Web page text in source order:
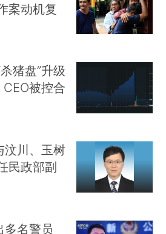
案动机复
猪盘”升级
被控合
汶川、玉树
民政部副
多名警员